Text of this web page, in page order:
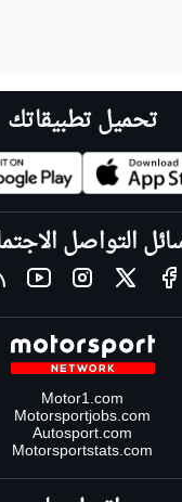
تحميل تطبيقاتك
التواصل
Motor1.com
Motorsportjobs.com
Autosport.com
Motorsportstats.com